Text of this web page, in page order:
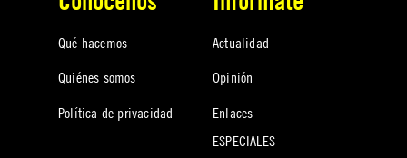
Qué hacemos
Quiénes somos
Política de privacidad
Actualidad
Opinión
Enlaces
ESPECIALES